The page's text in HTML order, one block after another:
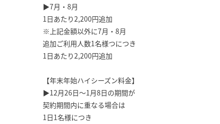
▶7月・8月
1日あたり2,200円追加
※上記金額以外に7月・8月
追加ご利用人数1名様つにつき
1日あたり2,200円追加
【年末年始ハイシーズン料金】
▶12月26日～1月8日の期間が
契約期間内に重なる場合は
1日1名様につき